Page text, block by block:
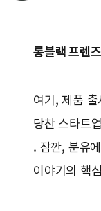
롱블랙 프렌
여기, 제품
당찬 스타트
. 잠깐, 분유
이야기의 핵